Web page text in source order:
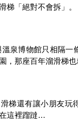
梯「絕對不會拆」。
泉博物館只相隔一
，那座百年溜滑梯也
梯還有讓小朋友玩
這裡蹓躂…